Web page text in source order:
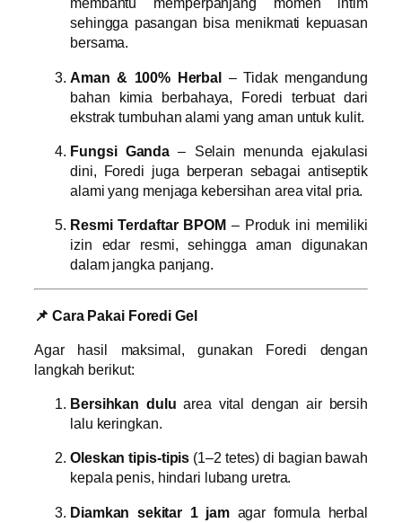
sehingga pasangan bisa menikmati kepuasan
bersama.
Aman & 100% Herbal – Tidak mengandung
bahan kimia berbahaya, Foredi terbuat dari
ekstrak tumbuhan alami yang aman untuk kulit.
Fungsi Ganda – Selain menunda ejakulasi
dini, Foredi juga berperan sebagai antiseptik
alami yang menjaga kebersihan area vital pria.
Resmi Terdaftar BPOM – Produk ini memiliki
izin edar resmi, sehingga aman digunakan
dalam jangka panjang.
📌 Cara Pakai Foredi Gel
Agar hasil maksimal, gunakan Foredi dengan
langkah berikut:
Bersihkan dulu area vital dengan air bersih
lalu keringkan.
Oleskan tipis-tipis (1–2 tetes) di bagian bawah
kepala penis, hindari lubang uretra.
Diamkan sekitar 1 jamagar formula herbal